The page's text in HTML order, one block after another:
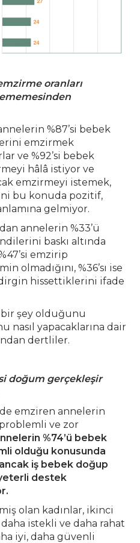
oranları
%87’si bebek
emzirmek
ve %92’si bebek
hâlâ istiyor ve
emzirmeyi istemek,
bu konuda pozitif,
gelmiyor.
annelerin %33’ü
baskı altında
emzirip
olmadığını, %36’sı ise
hissettiklerini ifade
bir şey olduğunu
nasıl yapacaklarına dair
dertliler.
doğum gerçekleşir
emziren annelerin
ve zor
%74’ü bebek
olduğu konusunda
iş bebek doğup
destek
olan kadınlar, ikinci
istekli ve daha rahat
iyi, daha güvenli